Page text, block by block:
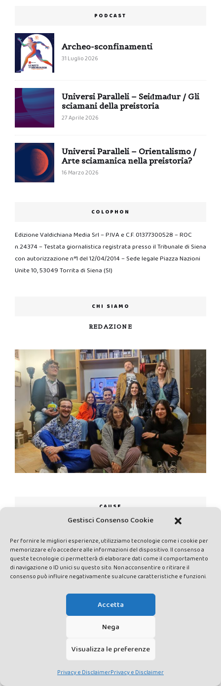
Gestisci Consenso Cookie
Per fornire le migliori esperienze, utilizziamo tecnologie come i cookie per
memorizzare e/o accedere alle informazioni del dispositivo. Il consenso a
queste tecnologie ci permetterà di elaborare dati come il comportamento
di navigazione o ID unici su questo sito. Non acconsentire o ritirare il
consenso può influire negativamente su alcune caratteristiche e funzioni.
Accetta
Nega
Visualizza le preferenze
Privacy e DisclaimerPrivacy e Disclaimer
PODCAST
Archeo-sconfinamenti
31 Luglio 2026
Universi Paralleli – Seiđmađur / Gli
sciamani della preistoria
27 Aprile 2026
Universi Paralleli – Orientalismo /
Arte sciamanica nella preistoria?
16 Marzo 2026
COLOPHON
Edizione Valdichiana Media Srl – P.IVA e C.F. 01377300528 – ROC
n.24374 – Testata giornalistica registrata presso il Tribunale di Siena
con autorizzazione n°1 del 12/04/2014 – Sede legale Piazza Nazioni
Unite 10, 53049 Torrita di Siena (SI)
CHI SIAMO
REDAZIONE
CAUSE
NORME EDITORIALI